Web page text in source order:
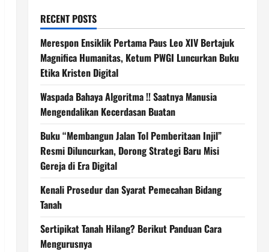
RECENT POSTS
Merespon Ensiklik Pertama Paus Leo XIV Bertajuk
Magnifica Humanitas, Ketum PWGI Luncurkan Buku
Etika Kristen Digital
Waspada Bahaya Algoritma !! Saatnya Manusia
Mengendalikan Kecerdasan Buatan
Buku “Membangun Jalan Tol Pemberitaan Injil”
Resmi Diluncurkan, Dorong Strategi Baru Misi
Gereja di Era Digital
Kenali Prosedur dan Syarat Pemecahan Bidang
Tanah
Sertipikat Tanah Hilang? Berikut Panduan Cara
Mengurusnya